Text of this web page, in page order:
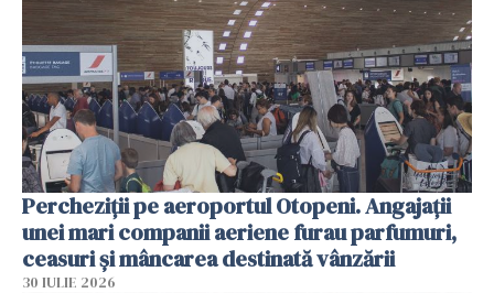
Percheziții pe aeroportul Otopeni. Angajații
unei mari companii aeriene furau parfumuri,
ceasuri și mâncarea destinată vânzării
30 IULIE 2026